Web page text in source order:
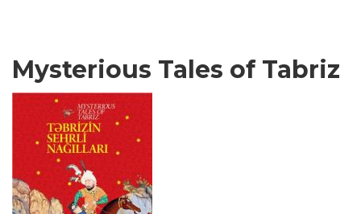
Mysterious Tales of Tabriz